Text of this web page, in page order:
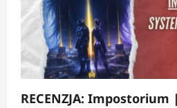
RECENZJA: